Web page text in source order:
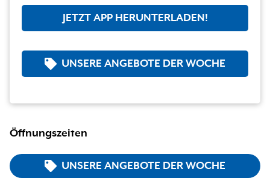
JETZT APP HERUNTERLADEN!
UNSERE ANGEBOTE DER WOCHE
Öffnungszeiten
UNSERE ANGEBOTE DER WOCHE